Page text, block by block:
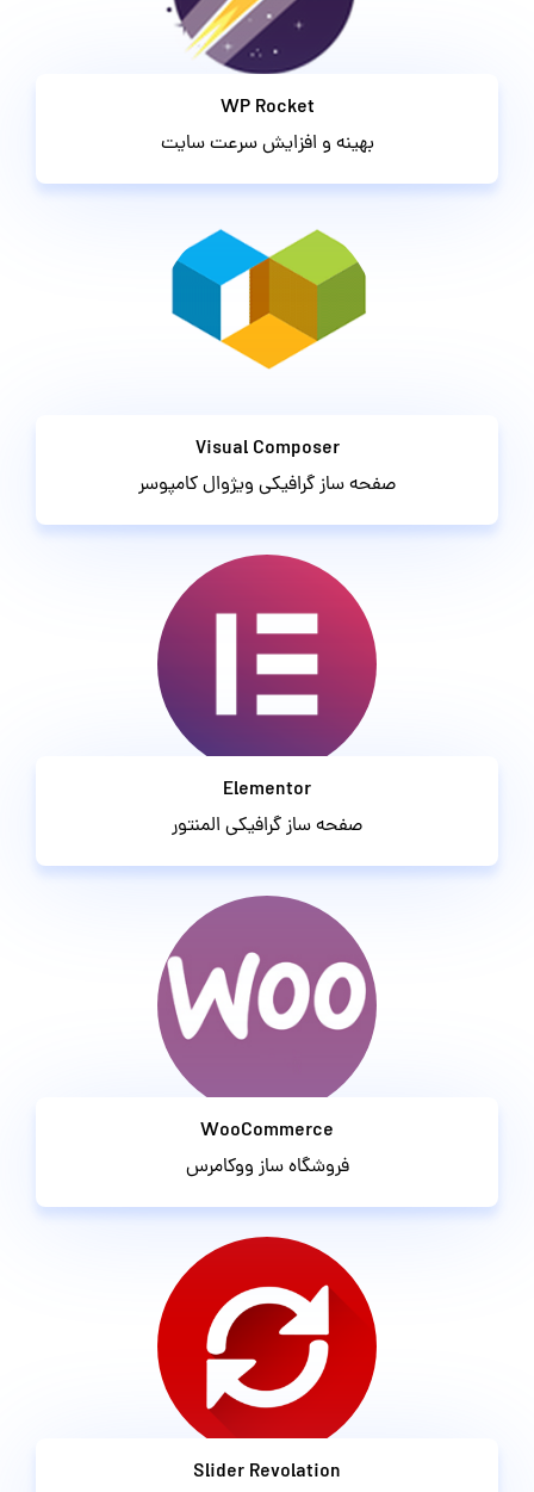
WP Rocket
بهینه و افزایش سرعت سایت
Visual Composer
صفحه ساز گرافیکی ویژوال کامپوسر
Elementor
صفحه ساز گرافیکی المنتور
WooCommerce
فروشگاه ساز ووکامرس
Slider Revolation